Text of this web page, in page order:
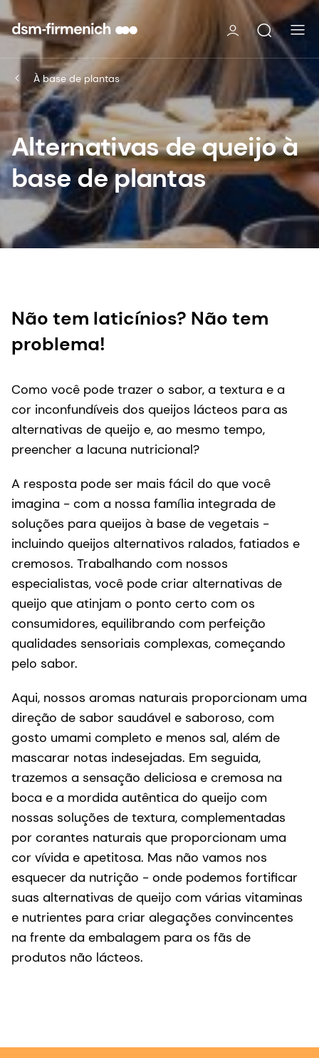
À base de plantas
Alternativas de queijo à
base de plantas
Não tem laticínios? Não tem
problema!
Como você pode trazer o sabor, a textura e a
cor inconfundíveis dos queijos lácteos para as
alternativas de queijo e, ao mesmo tempo,
preencher a lacuna nutricional?
A resposta pode ser mais fácil do que você
imagina - com a nossa família integrada de
soluções para queijos à base de vegetais -
incluindo queijos alternativos ralados, fatiados e
cremosos. Trabalhando com nossos
especialistas, você pode criar alternativas de
queijo que atinjam o ponto certo com os
consumidores, equilibrando com perfeição
qualidades sensoriais complexas, começando
pelo sabor.
Aqui, nossos aromas naturais proporcionam uma
direção de sabor saudável e saboroso, com
gosto umami completo e menos sal, além de
mascarar notas indesejadas. Em seguida,
trazemos a sensação deliciosa e cremosa na
boca e a mordida autêntica do queijo com
nossas soluções de textura, complementadas
por corantes naturais que proporcionam uma
cor vívida e apetitosa. Mas não vamos nos
esquecer da nutrição - onde podemos fortificar
suas alternativas de queijo com várias vitaminas
e nutrientes para criar alegações convincentes
na frente da embalagem para os fãs de
produtos não lácteos.